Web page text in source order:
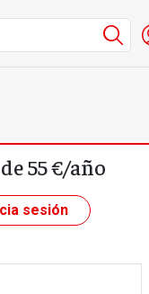
55 €/año
sesión